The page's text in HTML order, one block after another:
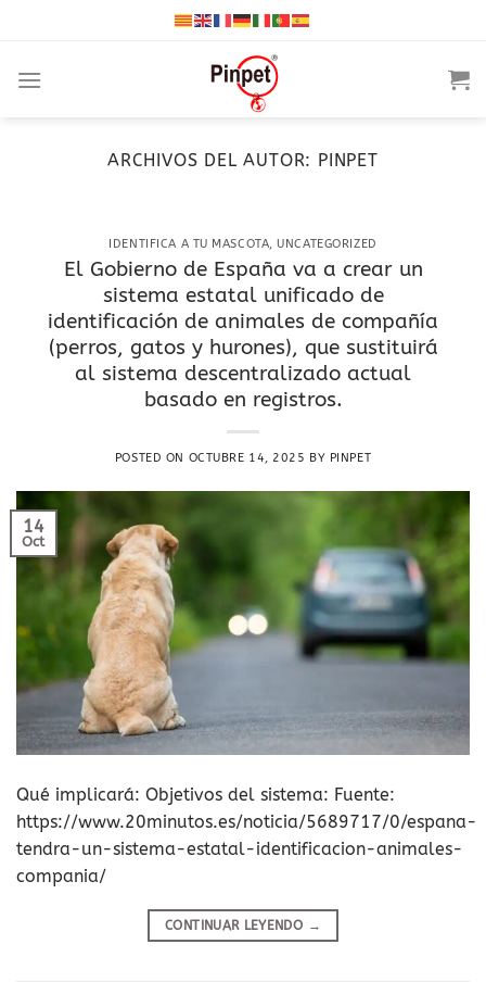
ARCHIVOS DEL AUTOR: PINPET
IDENTIFICA A TU MASCOTA,UNCATEGORIZED
El Gobierno de España va a crear un
sistema estatal unificado de
identificación de animales de compañía
(perros, gatos y hurones), que sustituirá
al sistema descentralizado actual
basado en registros.
POSTED ON OCTUBRE 14, 2025 BY PINPET
14
Oct
Qué implicará: Objetivos del sistema: Fuente:
https://www.20minutos.es/noticia/5689717/0/espana-
tendra-un-sistema-estatal-identificacion-animales-
compania/
CONTINUAR LEYENDO →